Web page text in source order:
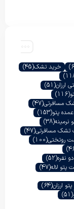
خرید تشک(45)
ارزان(51)
(116)
مسافرتی(47)
پتو(153)
نرمینه(38)
تشک مسافرتی(47)
روتختی(100)
نفره(52)
پتو لاله(47)
پتو ارزان(64)
(51)